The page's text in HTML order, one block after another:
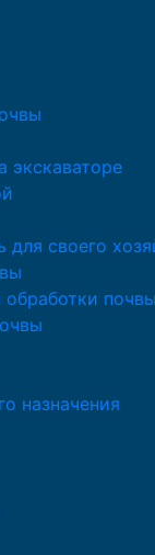
экскаваторе
для своего
назначения